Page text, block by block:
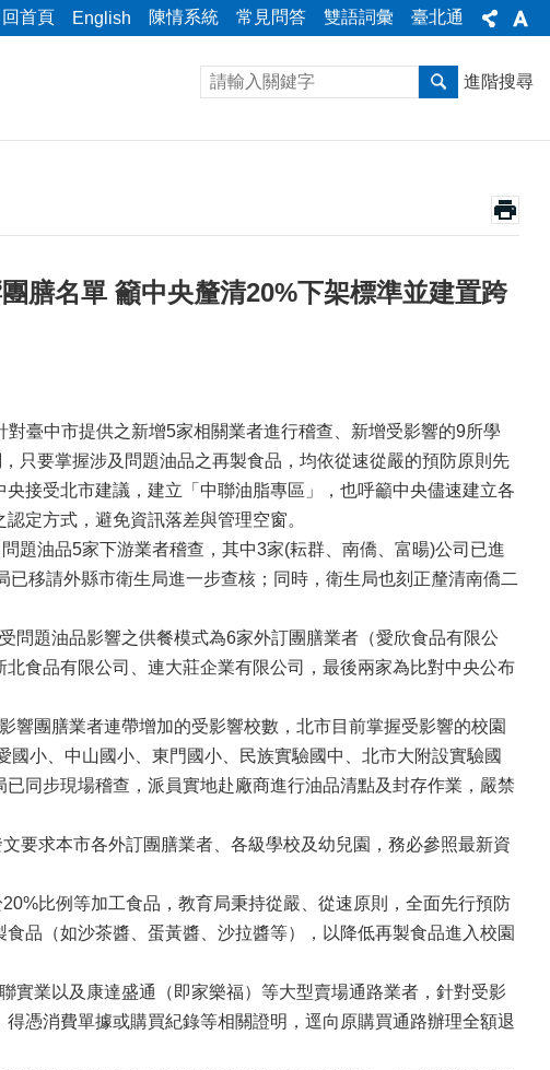
回首頁 English 陳情系統 常見問答 雙語詞彙 臺北通
進階搜尋
膳名單 籲中央釐清20%下架標準並建置跨
臺中市提供之新增5家相關業者進行稽查、新增受影響的9所學
只要掌握涉及問題油品之再製食品，均依從速從嚴的預防原則先
接受北市建議，建立「中聯油脂專區」，也呼籲中央儘速建立各
定方式，避免資訊落差與管理空窗。
油品5家下游業者稽查，其中3家(耘群、南僑、富暘)公司已進
移請外縣市衛生局進一步查核；同時，衛生局也刻正釐清南僑二
題油品影響之供餐模式為6家外訂團膳業者（愛欣食品有限公
食品有限公司、連大莊企業有限公司，最後兩家為比對中央公布
團膳業者連帶增加的受影響校數，北市目前掌握受影響的校園
小、中山國小、東門國小、民族實驗國中、北市大附設實驗國
同步現場稽查，派員實地赴廠商進行油品清點及封存作業，嚴禁
求本市各外訂團膳業者、各級學校及幼兒園，務必參照最新資
比例等加工食品，教育局秉持從嚴、從速原則，全面先行預防
品（如沙茶醬、蛋黃醬、沙拉醬等），以降低再製食品進入校園
業以及康達盛通（即家樂福）等大型賣場通路業者，針對受影
憑消費單據或購買紀錄等相關證明，逕向原購買通路辦理全額退